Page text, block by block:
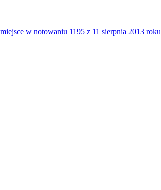
miejsce w notowaniu 1195 z 11 sierpnia 2013 roku